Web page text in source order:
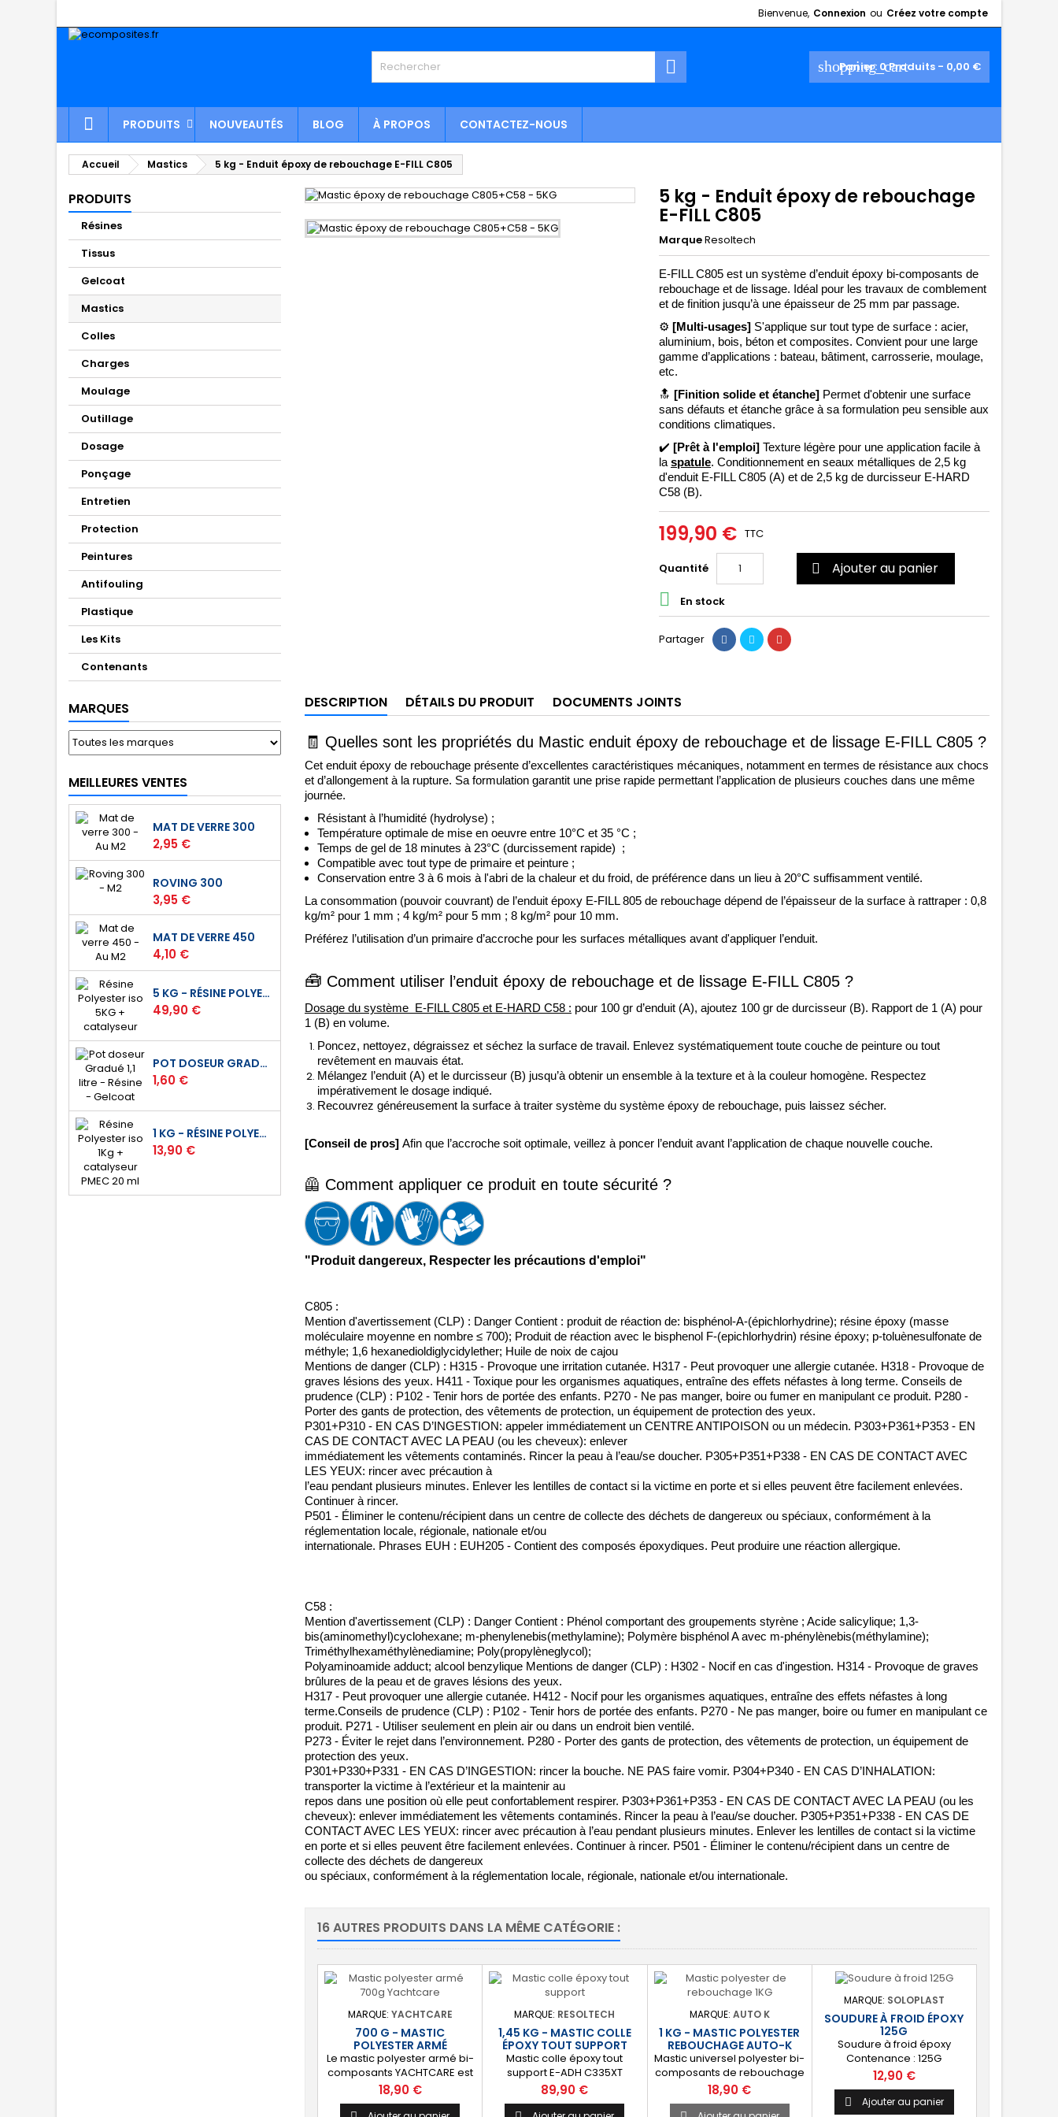
Bienvenue, Connexion ou Créez votre compte
shopping_cart
Panier: 0Produits - 0,00 €

PRODUITS NOUVEAUTÉS BLOG À PROPOS CONTACTEZ-NOUS
Accueil Mastics 5 kg - Enduit époxy de rebouchage E-FILL C805
PRODUITS
Résines
Tissus
Gelcoat
Mastics
Colles
Charges
Moulage
Outillage
Dosage
Ponçage
Entretien
Protection
Peintures
Antifouling
Plastique
Les Kits
Contenants
MARQUES
MEILLEURES VENTES
MAT DE VERRE 300
Prix
2,95 €
ROVING 300
Prix
3,95 €
MAT DE VERRE 450
Prix
4,10 €
5 KG - RÉSINE POLYESTER ISO DE STRATIFICATION
Prix
49,90 €
POT DOSEUR GRADUÉ 1,1 LITRE - RÉSINE - GELCOAT
Prix
1,60 €
1 KG - RÉSINE POLYESTER ISO DE STRATIFICATION
Prix
13,90 €
5 kg - Enduit époxy de rebouchage
E-FILL C805
MarqueResoltech
E-FILL C805 est un système d’enduit époxy bi-composants de
rebouchage et de lissage. I déal pour les travaux de comblement
et de finition jusqu’à une épaisseur de 25 mm par passage.
⚙️ [Multi-usages] S'applique sur tout type de surface : acier,
aluminium, bois, béton et composites. Convient pour une large
gamme d’applications : bateau, bâtiment, carrosserie, moulage,
etc.
🔝 [Finition solide et étanche] Permet d'obtenir une surface
sans défauts et étanche grâce à sa formulation peu sensible aux
conditions climatiques.
✔️ [Prêt à l'emploi] Texture légère pour une application facile à
la spatule. Conditionnement en seaux métalliques de 2,5 kg
d'enduit E-FILL C805 (A) et de 2,5 kg de durcisseur E-HARD
C58 (B).
199,90 € TTC
Quantité  Ajouter au panier
 En stock
Partager
DESCRIPTION DÉTAILS DU PRODUIT DOCUMENTS JOINTS
🧾 Quelles sont les propriétés du Mastic enduit époxy de rebouchage et de lissage E-FILL C805 ?
Cet enduit époxy de rebouchage présente d’excellentes caractéristiques mécaniques, notamment en termes de résistance aux chocs
et d’allongement à la rupture. Sa formulation garantit une prise rapide permettant l’application de plusieurs couches dans une même
journée.
Résistant à l’humidité (hydrolyse) ;
Température optimale de mise en oeuvre entre 10°C et 35 °C ;
Temps de gel de 18 minutes à 23°C (durcissement rapide)  ;
Compatible avec tout type de primaire et peinture ;
Conservation entre 3 à 6 mois à l'abri de la chaleur et du froid, de préférence dans un lieu à 20°C suffisamment ventilé.
La consommation (pouvoir couvrant) de l’enduit époxy E-FILL 805 de rebouchage dépend de l’épaisseur de la surface à rattraper : 0,8
kg/m² pour 1 mm ; 4 kg/m² pour 5 mm ; 8 kg/m² pour 10 mm.
Préférez l’utilisation d’un primaire d’accroche pour les surfaces métalliques avant d'appliquer l’enduit.
🧰 Comment utiliser l’enduit époxy de rebouchage et de lissage E-FILL C805 ?
Dosage du système  E-FILL C805 et E-HARD C58 : pour 100 gr d’enduit (A), ajoutez 100 gr de durcisseur (B). Rapport de 1 (A) pour
1 (B) en volume.
Poncez, nettoyez, dégraissez et séchez la surface de travail. Enlevez systématiquement toute couche de peinture ou tout
revêtement en mauvais état.
Mélangez l’enduit (A) et le durcisseur (B) jusqu’à obtenir un ensemble à la texture et à la couleur homogène. Respectez
impérativement le dosage indiqué.
Recouvrez généreusement la surface à traiter système du système époxy de rebouchage, puis laissez sécher.
[Conseil de pros] Afin que l’accroche soit optimale, veillez à poncer l’enduit avant l’application de chaque nouvelle couche.
🦺 Comment appliquer ce produit en toute sécurité ?
"Produit dangereux, Respecter les précautions d'emploi"
C805 :
Mention d'avertissement (CLP) : Danger Contient : produit de réaction de: bisphénol-A-(épichlorhydrine); résine époxy (masse
moléculaire moyenne en nombre ≤ 700); Produit de réaction avec le bisphenol F-(epichlorhydrin) résine époxy; p-toluènesulfonate de
méthyle; 1,6 hexanedioldiglycidylether; Huile de noix de cajou
Mentions de danger (CLP) : H315 - Provoque une irritation cutanée. H317 - Peut provoquer une allergie cutanée. H318 - Provoque de
graves lésions des yeux. H411 - Toxique pour les organismes aquatiques, entraîne des effets néfastes à long terme. Conseils de
prudence (CLP) : P102 - Tenir hors de portée des enfants. P270 - Ne pas manger, boire ou fumer en manipulant ce produit. P280 -
Porter des gants de protection, des vêtements de protection, un équipement de protection des yeux.
P301+P310 - EN CAS D’INGESTION: appeler immédiatement un CENTRE ANTIPOISON ou un médecin. P303+P361+P353 - EN
CAS DE CONTACT AVEC LA PEAU (ou les cheveux): enlever
immédiatement les vêtements contaminés. Rincer la peau à l’eau/se doucher. P305+P351+P338 - EN CAS DE CONTACT AVEC
LES YEUX: rincer avec précaution à
l’eau pendant plusieurs minutes. Enlever les lentilles de contact si la victime en porte et si elles peuvent être facilement enlevées.
Continuer à rincer.
P501 - Éliminer le contenu/récipient dans un centre de collecte des déchets de dangereux ou spéciaux, conformément à la
réglementation locale, régionale, nationale et/ou
internationale. Phrases EUH : EUH205 - Contient des composés époxydiques. Peut produire une réaction allergique.
C58 :
Mention d'avertissement (CLP) : Danger Contient : Phénol comportant des groupements styrène ; Acide salicylique; 1,3-
bis(aminomethyl)cyclohexane; m-phenylenebis(methylamine); Polymère bisphénol A avec m-phénylènebis(méthylamine);
Triméthylhexaméthylènediamine; Poly(propylèneglycol);
Polyaminoamide adduct; alcool benzylique Mentions de danger (CLP) : H302 - Nocif en cas d'ingestion. H314 - Provoque de graves
brûlures de la peau et de graves lésions des yeux.
H317 - Peut provoquer une allergie cutanée. H412 - Nocif pour les organismes aquatiques, entraîne des effets néfastes à long
terme.Conseils de prudence (CLP) : P102 - Tenir hors de portée des enfants. P270 - Ne pas manger, boire ou fumer en manipulant ce
produit. P271 - Utiliser seulement en plein air ou dans un endroit bien ventilé.
P273 - Éviter le rejet dans l’environnement. P280 - Porter des gants de protection, des vêtements de protection, un équipement de
protection des yeux.
P301+P330+P331 - EN CAS D’INGESTION: rincer la bouche. NE PAS faire vomir. P304+P340 - EN CAS D’INHALATION:
transporter la victime à l’extérieur et la maintenir au
repos dans une position où elle peut confortablement respirer. P303+P361+P353 - EN CAS DE CONTACT AVEC LA PEAU (ou les
cheveux): enlever immédiatement les vêtements contaminés. Rincer la peau à l’eau/se doucher. P305+P351+P338 - EN CAS DE
CONTACT AVEC LES YEUX: rincer avec précaution à l’eau pendant plusieurs minutes. Enlever les lentilles de contact si la victime
en porte et si elles peuvent être facilement enlevées. Continuer à rincer. P501 - Éliminer le contenu/récipient dans un centre de
collecte des déchets de dangereux
ou spéciaux, conformément à la réglementation locale, régionale, nationale et/ou internationale.
16 AUTRES PRODUITS DANS LA MÊME CATÉGORIE :
MARQUE: YACHTCARE
700 G - MASTIC
POLYESTER ARMÉ
NAUTISME
Le mastic polyester armé bi-
composants YACHTCARE est
une résistante chargée en
fibres de verre. Parfait pour
Prix
18,90 €
MARQUE: RESOLTECH
1,45 KG - MASTIC COLLE
ÉPOXY TOUT SUPPORT
Mastic colle époxy tout
support E-ADH C335XT
RESOLTECH. Parfait pour un
collage résistant de la
Prix
89,90 €
MARQUE: AUTO K
1 KG - MASTIC POLYESTER
REBOUCHAGE AUTO-K
Mastic universel polyester bi-
composants de rebouchage
AUTO-K. Idéal pour égaliser
et reboucher les défauts de
Prix
18,90 €
MARQUE: SOLOPLAST
SOUDURE À FROID ÉPOXY
125G
Soudure à froid époxy
Contenance : 125G
Prix
12,90 €
 Ajouter au panier